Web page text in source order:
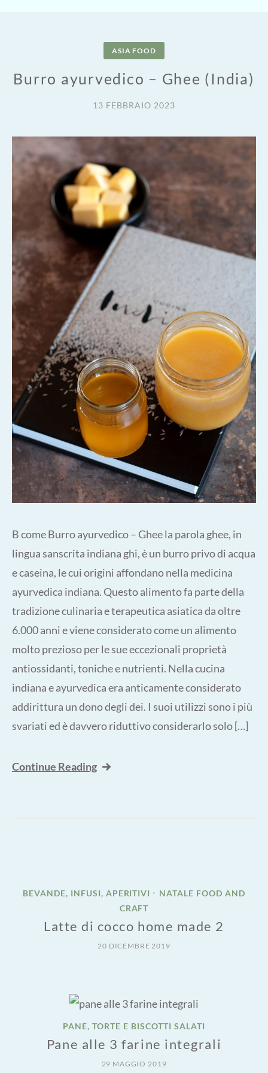
ASIA FOOD
Burro ayurvedico – Ghee (India)
13 FEBBRAIO 2023
B come Burro ayurvedico – Ghee la parola ghee, in
lingua sanscrita indiana ghi, è un burro privo di acqua
e caseina, le cui origini affondano nella medicina
ayurvedica indiana. Questo alimento fa parte della
tradizione culinaria e terapeutica asiatica da oltre
6.000 anni e viene considerato come un alimento
molto prezioso per le sue eccezionali proprietà
antiossidanti, toniche e nutrienti. Nella cucina
indiana e ayurvedica era anticamente considerato
addirittura un dono degli dei. I suoi utilizzi sono i più
svariati ed è davvero riduttivo considerarlo solo […]
Continue Reading
BEVANDE, INFUSI, APERITIVI •
NATALE FOOD AND
CRAFT
Latte di cocco home made 2
20 DICEMBRE 2019
PANE, TORTE E BISCOTTI SALATI
Pane alle 3 farine integrali
29 MAGGIO 2019